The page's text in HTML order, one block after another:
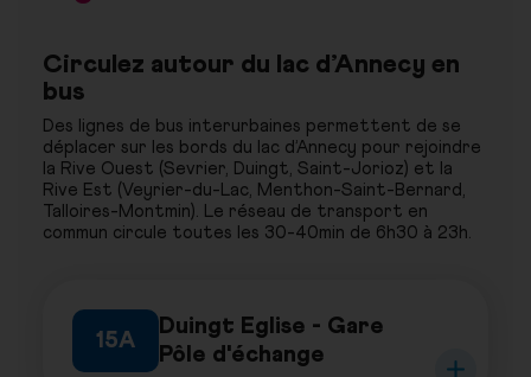
Circulez autour du lac d’Annecy en
bus
Des lignes de bus interurbaines permettent de se
déplacer sur les bords du lac d’Annecy pour rejoindre
la Rive Ouest (Sevrier, Duingt, Saint-Jorioz) et la
Rive Est (Veyrier-du-Lac, Menthon-Saint-Bernard,
Talloires-Montmin). Le réseau de transport en
commun circule toutes les 30-40min de 6h30 à 23h.
15A
Duingt Eglise - Gare
Pôle d'échange